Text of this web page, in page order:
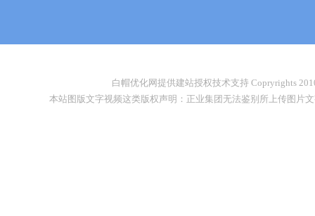
白帽优化网提供建站授权技术支持 Copryrights
本站图版文字视频这类版权声明：正业集团无法鉴别所上传图片